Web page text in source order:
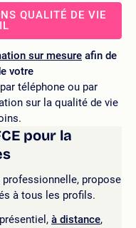
QUALITÉ DE VIE
sur mesure afin de
votre
téléphone ou par
sur la qualité de vie
pour la
professionnelle, propose
à tous les profils.
à distance,